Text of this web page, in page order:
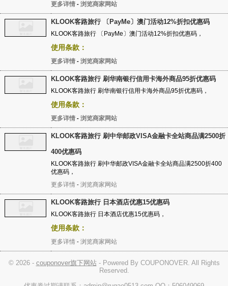
更多详情 - 浏览商家网站
KLOOK客路旅行 〔PayMe〕澳门活动12%折扣优惠码
KLOOK客路旅行 〔PayMe〕澳门活动12%折扣优惠码，
使用条款：
更多详情 - 浏览商家网站
KLOOK客路旅行 刷华南银行信用卡海外商品95折优惠码
KLOOK客路旅行 刷华南银行信用卡海外商品95折优惠码，
使用条款：
更多详情 - 浏览商家网站
KLOOK客路旅行 刷中华邮政VISA金融卡全站商品满2500折
400优惠码
KLOOK客路旅行 刷中华邮政VISA金融卡全站商品满2500折400
优惠码，
更多详情 - 浏览商家网站
KLOOK客路旅行 日本酒店优惠15优惠码
KLOOK客路旅行 日本酒店优惠15优惠码，
使用条款：
更多详情 - 浏览商家网站
© 2026 - couponover旗下网站- Powered By COUPONOVER. All Rights
Reserved.